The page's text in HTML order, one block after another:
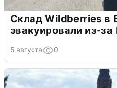
Склад Wildberries в
эвакуировали из-
5 августа 0